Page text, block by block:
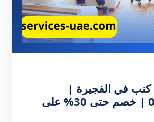
في الفجيرة |
0561581557 | خصم حتى 30% على